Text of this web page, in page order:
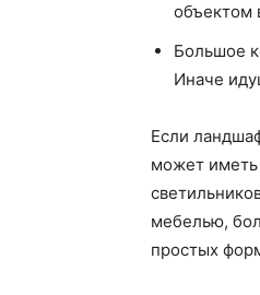
объектом
Большое
Иначе
Если
может
мебелью,
простых